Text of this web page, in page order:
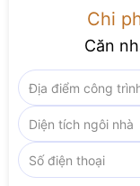
hành lang, kết
LED âm tường
mềm mại, giúp
chiều sâu. Đây
thiết kế hành
chiếu sáng, mà
Bức tường kính
tạo sự kết nối mở
khách, đồng thời
Chi
Căn